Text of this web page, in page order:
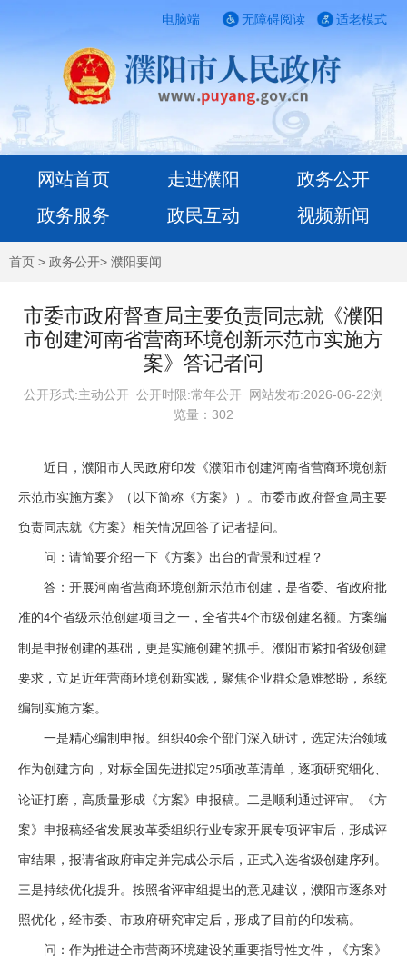
电脑端 适老模式
无障碍阅读
网站首页 走进濮阳
政务公开
政务服务
政民互动 视频新闻
首页 > 政务公开> 濮阳要闻
市委市政府督查局主要负责同志就《濮阳
市创建河南省营商环境创新示范市实施方
案》答记者问
公开形式:主动公开 公开时限:常年公开
网站发布:2026-06-22浏
览量： 302
近日，濮阳市人民政府印发《濮阳市创建河南省营商环境创新
示范市实施方案》（以下简称《方案》）。市委市政府督查局主要
负责同志就《方案》相关情况回答了记者提问。
问：请简要介绍一下《方案》出台的背景和过程？
答：开展河南省营商环境创新示范市创建，是省委、省政府批
准的4个省级示范创建项目之一，全省共4个市级创建名额。方案编
制是申报创建的基础，更是实施创建的抓手。 濮阳市紧扣省级创建
要求，立足近年营商环境创新实践，聚焦企业群众急难愁盼，系统
编制实施方案。
一是精心编制申报。组织40余个部门深入研讨，选定法治领域
作为创建方向，对标全国先进拟定25项改革清单，逐项研究细化、
论证打磨，高质量形成《方案》申报稿。二是顺利通过评审。《方
案》申报稿经省发展改革委组织行业专家开展专项评审后，形成评
审结果，报请省政府审定并完成公示后，正式入选省级创建序列。
三是持续优化提升。按照省评审组提出的意见建议， 濮阳市逐条对
照优化，经市委、市政府研究审定后，形成了目前的印发稿。
问：作为推进全市营商环境建设的重要指导性文件，《方案》